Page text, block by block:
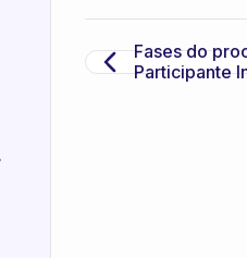
Fases do
Participante